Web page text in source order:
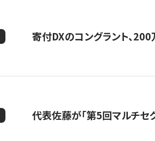
寄付DXのコングラント、
代表佐藤が「第5回マルチセ